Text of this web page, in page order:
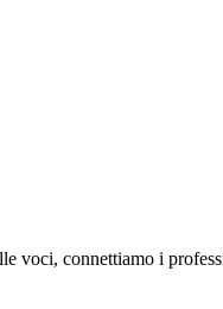
voci, connettiamo i